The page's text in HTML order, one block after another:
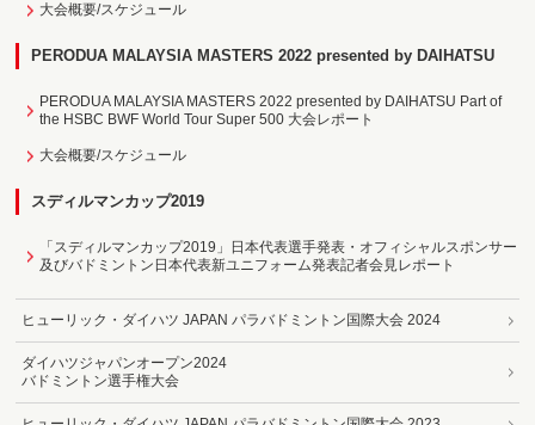
大会概要/スケジュール
PERODUA MALAYSIA MASTERS 2022 presented by DAIHATSU
PERODUA MALAYSIA MASTERS 2022 presented by DAIHATSU Part of
the HSBC BWF World Tour Super 500 大会レポート
大会概要/スケジュール
スディルマンカップ2019
「スディルマンカップ2019」日本代表選手発表・オフィシャルスポンサー
及びバドミントン日本代表新ユニフォーム発表記者会見レポート
ヒューリック・ダイハツ JAPAN パラバドミントン国際大会 2024
ダイハツジャパンオープン2024
バドミントン選手権大会